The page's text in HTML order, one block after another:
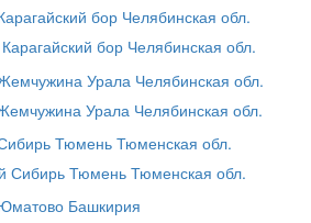
бор Челябинская обл.
Урала Челябинская обл.
Сибирь Тюмень Тюменская обл.